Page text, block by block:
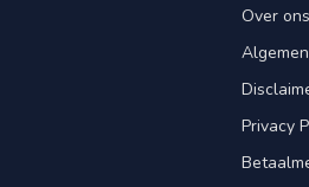
Over ons
Privacy